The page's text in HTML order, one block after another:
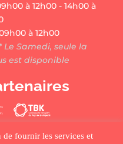
à 12h00 - 14h00 à
à 12h00
Le Samedi, seule la
est disponible
fournir les services et